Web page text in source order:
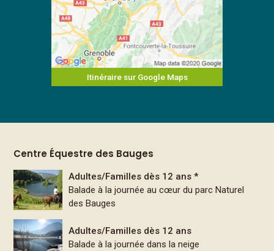
Itinéraire sur Google Maps
Centre Équestre des Bauges
Adultes/Familles dès 12 ans *
Balade à la journée au cœur du parc Naturel
des Bauges
Adultes/Familles dès 12 ans
Balade à la journée dans la neige